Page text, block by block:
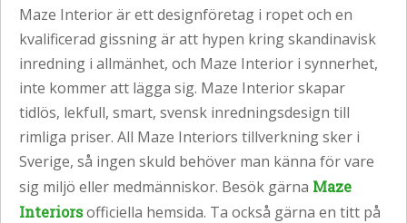
Maze Interior är ett designföretag i ropet och en
kvalificerad gissning är att hypen kring skandinavisk
inredning i allmänhet, och Maze Interior i synnerhet,
inte kommer att lägga sig. Maze Interior skapar
tidlös, lekfull, smart, svensk inredningsdesign till
rimliga priser. All Maze Interiors tillverkning sker i
Sverige, så ingen skuld behöver man känna för vare
sig miljö eller medmänniskor. Besök gärna Maze
Interiorsofficiella hemsida. Ta också gärna en titt på